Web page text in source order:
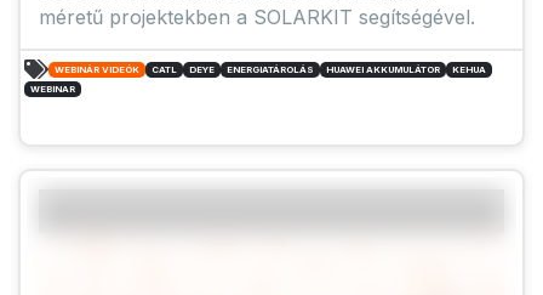
méretű projektekben a SOLARKIT segítségével.
WEBINÁR VIDEÓK CATL DEYE ENERGIATÁROLÁS HUAWEI AKKUMULÁTOR
KEHUA
WEBINAR